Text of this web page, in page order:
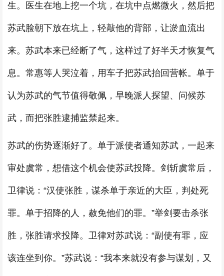
生。医生在地上挖一个坑，在坑中点燃微火，然后把
苏武脸朝下放在坑上，轻敲他的背部，让淤血流出
来。苏武本来已经断了气，这样过了好半天才恢复气
息。常惠等人哭泣着，用车子把苏武抬回营帐。单于
认为苏武的气节值得敬佩，早晚派人探望、问候苏
武，而把张胜逮捕监禁起来。
苏武的伤势逐渐好了。单于派使者通知苏武，一起来
审处虞常，想借这个机会使苏武投降。剑斩虞常后，
卫律说：“汉使张胜，谋杀单于亲近的大臣，判处死
罪。单于招降的人，赦免他们的罪。”举剑要击杀张
胜，张胜请求投降。卫律对苏武说：“副使有罪，应
该连坐到你。”苏武说：“我本来就没有参与谋划，又